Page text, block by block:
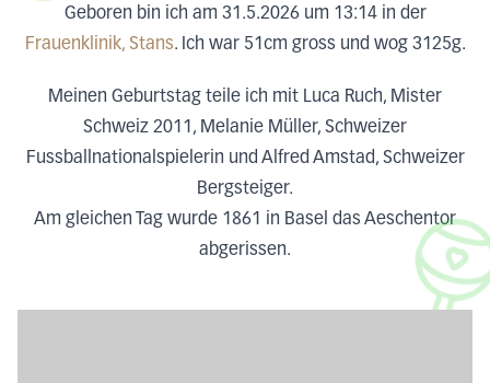
Geboren bin ich am 31.5.2026 um 13:14 in der
Frauenklinik, Stans. Ich war 51cm gross und wog 3125g.
Meinen Geburtstag teile ich mit Luca Ruch, Mister
Schweiz 2011, Melanie Müller, Schweizer
Fussballnationalspielerin und Alfred Amstad, Schweizer
Bergsteiger.
Am gleichen Tag wurde 1861 in Basel das Aeschentor
abgerissen.